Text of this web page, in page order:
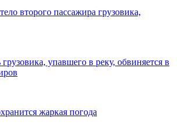
второго пассажира грузовика,
упавшего в реку, обвиняется в
жаркая погода